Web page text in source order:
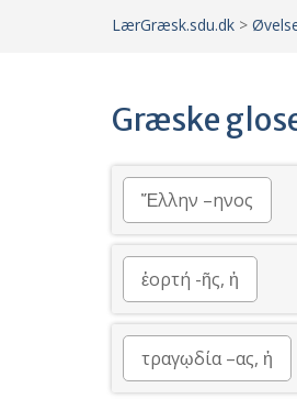
LærGræsk.sdu.dk >
Græske
Ἕλλην –ηνος
ἑορτή -ῆς, ἡ
τραγῳδία –ας, ἡ